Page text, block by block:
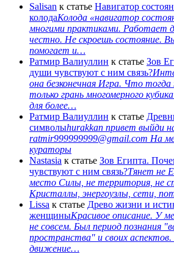
Salisan к статье Навигатор
колодаКолода «навигатор
многими практиками. Работает
честно. Не скроешь состояние.
помогает и…
Ратмир Валиуллин к статье Зов
души чувствуют с ним связь?
она безконечная Игра. Что
только грань многомерного
для более…
Ратмир Валиуллин к статье
символыhurakkan привет выйди
ratmir999999999@gmail.com На
кураторы
Nastasia к статье Зов Египта.
чувствуют с ним связь?Тянет не
место Силы, не территория, не
Кристаллы, энергоузлы, сети,
Lissa к статье Древо жизни и
женщиныКрасивое описание. У
не совсем. Был период познания
пространства" и своих аспектов.
движение…